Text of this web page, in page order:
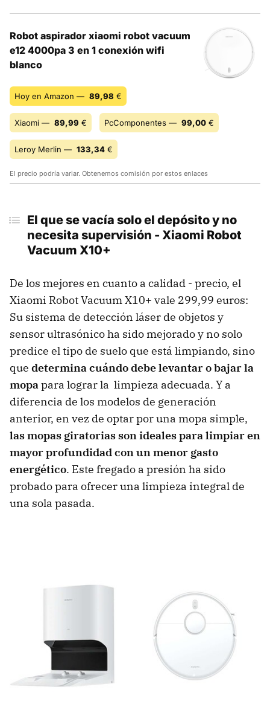
Robot aspirador xiaomi robot vacuum
e12 4000pa 3 en 1 conexión wifi
blanco
Hoy en Amazon — 89,98 €
Xiaomi — 89,99 € PcComponentes — 99,00 €
Leroy Merlin — 133,34 €
El precio podría variar. Obtenemos comisión por estos enlaces
El que se vacía solo el depósito y no
necesita supervisión - Xiaomi Robot
Vacuum X10+
De los mejores en cuanto a calidad - precio, el
Xiaomi Robot Vacuum X10+ vale 299,99 euros:
Su sistema de detección láser de objetos y
sensor ultrasónico ha sido mejorado y no solo
predice el tipo de suelo que está limpiando, sino
que determina cuándo debe levantar o bajar la
mopapara lograr la limpieza adecuada. Y a
diferencia de los modelos de generación
anterior, en vez de optar por una mopa simple,
las mopas giratorias son ideales para limpiar en
mayor profundidad con un menor gasto
energético. Este fregado a presión ha sido
probado para ofrecer una limpieza integral de
una sola pasada.